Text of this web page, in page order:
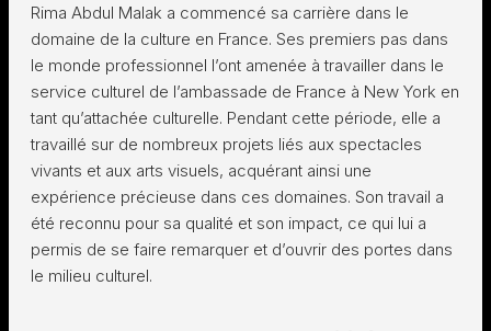
Rima Abdul Malak a commencé sa carrière dans le
domaine de la culture en France. Ses premiers pas dans
le monde professionnel l’ont amenée à travailler dans le
service culturel de l’ambassade de France à New York en
tant qu’attachée culturelle. Pendant cette période, elle a
travaillé sur de nombreux projets liés aux spectacles
vivants et aux arts visuels, acquérant ainsi une
expérience précieuse dans ces domaines. Son travail a
été reconnu pour sa qualité et son impact, ce qui lui a
permis de se faire remarquer et d’ouvrir des portes dans
le milieu culturel.